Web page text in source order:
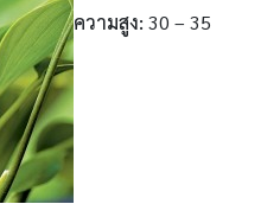
ความสูง: 30 – 35